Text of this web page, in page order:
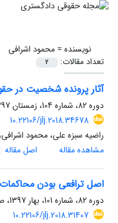
نویسنده =محمود اشرافی
تعداد مقالات:
2
آثار پرونده شخصیت در
دوره 82، شماره 104، زمستان 1397، صفحه
10.22106/jlj.2018.34678
راضیه سبزه علی، محمود
مشاهده مقاله
اصل مقاله
اصل ترافعی بودن
دوره 82، شماره 101، بهار 1397، صفحه
10.22106/jlj.2018.31407